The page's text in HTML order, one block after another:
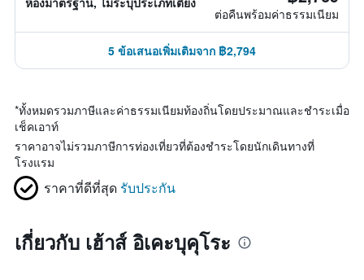
ต่อคืนพร้อมค่าธรรมเนียม
5 ข้อเสนอเพิ่มเติมจาก ฿2,794
*ทั้งหมดรวมภาษีและค่าธรรมเนียมท้องถิ่นโดยประมาณและชำระเมื่อ
เช็คเอาท์
ราคาอาจไม่รวมภาษีการท่องเที่ยวที่ต้องชำระโดยนักเดินทางที่
โรงแรม
ราคาที่ดีที่สุด รับประกัน
เกี่ยวกับ เฮ้าส์ อิเคะบุคุโระ